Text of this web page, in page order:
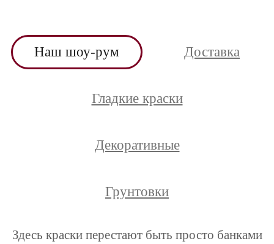
Наш шоу-рум Доставка
Гладкие краски
Декоративные
Грунтовки
Здесь краски перестают быть просто банками